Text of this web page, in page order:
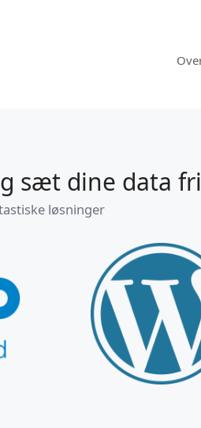
next
sæt dine data fri
løsninger